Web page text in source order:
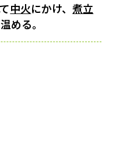
中火にかけ、煮立
める。